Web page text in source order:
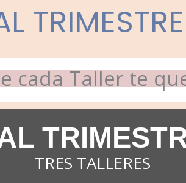
cada Taller te
TRES TALLERES